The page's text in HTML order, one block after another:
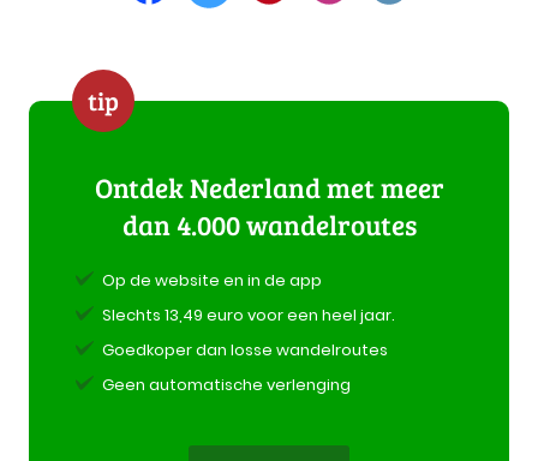
tip
Ontdek Nederland met meer
dan 4.000 wandelroutes
Op de website en in de app
Slechts 13,49 euro voor een heel jaar.
Goedkoper dan losse wandelroutes
Geen automatische verlenging